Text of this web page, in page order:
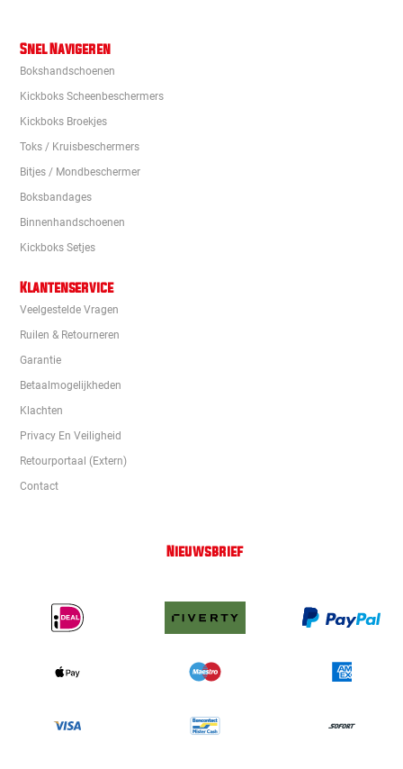
Snel Navigeren
Bokshandschoenen
Kickboks Scheenbeschermers
Kickboks Broekjes
Toks / Kruisbeschermers
Bitjes / Mondbeschermer
Boksbandages
Binnenhandschoenen
Kickboks Setjes
Klantenservice
Veelgestelde Vragen
Ruilen & Retourneren
Garantie
Betaalmogelijkheden
Klachten
Privacy En Veiligheid
Retourportaal (extern)
Contact
Nieuwsbrief